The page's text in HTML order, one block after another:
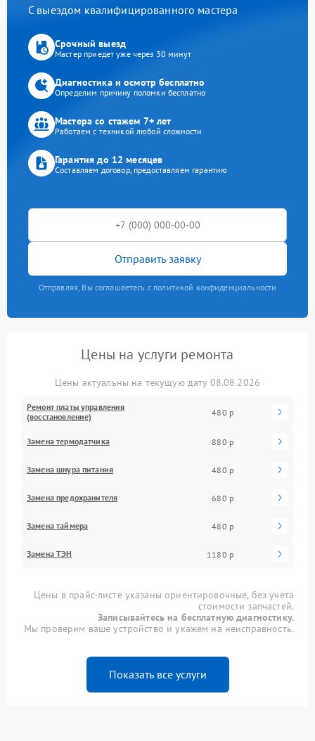
С выездом квалифицированного мастера
Срочный выезд
Мастер приедет уже через 30 минут
Диагностика и осмотр бесплатно
Определим причину поломки бесплатно
Мастера со стажем 7+ лет
Работаем с техникой любой сложности
Гарантия до 12 месяцев
Составляем договор, предоставляем гарантию
Отправить заявку
Отправляя, Вы соглашаетесь с политикой конфиденциальности
Цены на услуги ремонта
Цены актуальны на текущую дату 08.08.2026
Ремонт платы управления
(восстановление)
480 р
Замена термодатчика 880 р
Замена шнура питания 480 р
Замена предохранителя 680 р
Замена таймера 480 р
Замена ТЭН 1180 р
Цены в прайс-листе указаны ориентировочные, без учета
стоимости запчастей.
Записывайтесь на бесплатную диагностику.
Мы проверим ваше устройство и укажем на неисправность.
Показать все услуги